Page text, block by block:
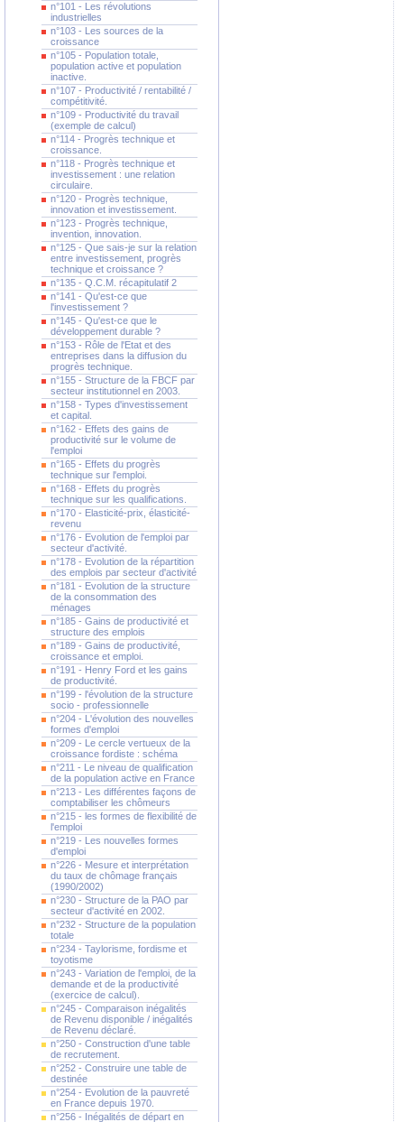
n°101 - Les révolutions
industrielles
n°103 - Les sources de la
croissance
n°105 - Population totale,
population active et population
inactive.
n°107 - Productivité / rentabilité /
compétitivité.
n°109 - Productivité du travail
(exemple de calcul)
n°114 - Progrès technique et
croissance.
n°118 - Progrès technique et
investissement : une relation
circulaire.
n°120 - Progrès technique,
innovation et investissement.
n°123 - Progrès technique,
invention, innovation.
n°125 - Que sais-je sur la relation
entre investissement, progrès
technique et croissance ?
n°135 - Q.C.M. récapitulatif 2
n°141 - Qu'est-ce que
l'investissement ?
n°145 - Qu'est-ce que le
développement durable ?
n°153 - Rôle de l'Etat et des
entreprises dans la diffusion du
progrès technique.
n°155 - Structure de la FBCF par
secteur institutionnel en 2003.
n°158 - Types d'investissement
et capital.
n°162 - Effets des gains de
productivité sur le volume de
l'emploi
n°165 - Effets du progrès
technique sur l'emploi.
n°168 - Effets du progrès
technique sur les qualifications.
n°170 - Elasticité-prix, élasticité-
revenu
n°176 - Evolution de l'emploi par
secteur d'activité.
n°178 - Evolution de la répartition
des emplois par secteur d'activité
n°181 - Evolution de la structure
de la consommation des
ménages
n°185 - Gains de productivité et
structure des emplois
n°189 - Gains de productivité,
croissance et emploi.
n°191 - Henry Ford et les gains
de productivité.
n°199 - l'évolution de la structure
socio - professionnelle
n°204 - L'évolution des nouvelles
formes d'emploi
n°209 - Le cercle vertueux de la
croissance fordiste : schéma
n°211 - Le niveau de qualification
de la population active en France
n°213 - Les différentes façons de
comptabiliser les chômeurs
n°215 - les formes de flexibilité de
l'emploi
n°219 - Les nouvelles formes
d'emploi
n°226 - Mesure et interprétation
du taux de chômage français
(1990/2002)
n°230 - Structure de la PAO par
secteur d'activité en 2002.
n°232 - Structure de la population
totale
n°234 - Taylorisme, fordisme et
toyotisme
n°243 - Variation de l'emploi, de la
demande et de la productivité
(exercice de calcul).
n°245 - Comparaison inégalités
de Revenu disponible / inégalités
de Revenu déclaré.
n°250 - Construction d'une table
de recrutement.
n°252 - Construire une table de
destinée
n°254 - Evolution de la pauvreté
en France depuis 1970.
n°256 - Inégalités de départ en